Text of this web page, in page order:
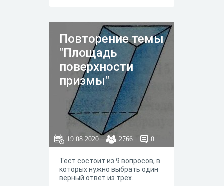
Повторение темы
"Площадь
поверхности
призмы"
19.08.2020 2766 0
Тест состоит из 9 вопросов, в
которых нужно выбрать один
верный ответ из трех.